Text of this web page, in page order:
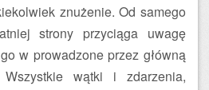
znużenie. Od samego
strony przyciąga uwagę
w prowadzone przez główną
Wszystkie wątki i zdarzenia,